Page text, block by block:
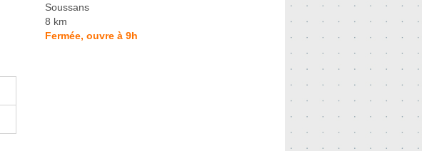
Soussans
8 km
Fermée, ouvre à 9h